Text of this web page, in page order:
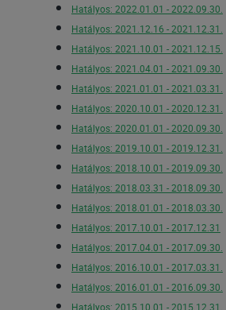
Hatályos: 2022.01.01 - 2022.09.30.
Hatályos: 2021.12.16 - 2021.12.31.
Hatályos: 2021.10.01 - 2021.12.15.
Hatályos: 2021.04.01 - 2021.09.30.
Hatályos: 2021.01.01 - 2021.03.31.
Hatályos: 2020.10.01 - 2020.12.31.
Hatályos: 2020.01.01 - 2020.09.30.
Hatályos: 2019.10.01 - 2019.12.31.
Hatályos: 2018.10.01 - 2019.09.30.
Hatályos: 2018.03.31 - 2018.09.30.
Hatályos: 2018.01.01 - 2018.03.30.
Hatályos: 2017.10.01 - 2017.12.31
Hatályos: 2017.04.01 - 2017.09.30.
Hatályos: 2016.10.01 - 2017.03.31.
Hatályos: 2016.01.01 - 2016.09.30.
Hatályos: 2015.10.01 - 2015.12.31.